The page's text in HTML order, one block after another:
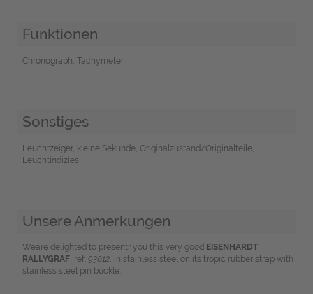
Funktionen
Chronograph, Tachymeter
Sonstiges
Leuchtzeiger, kleine Sekunde, Originalzustand/Originalteile,
Leuchtindizies
Unsere Anmerkungen
Weare delighted to presentr you this very good EISENHARDT
RALLYGRAF, ref. 93012, in stainless steel on its tropic rubber strap with
stainless steel pin buckle.